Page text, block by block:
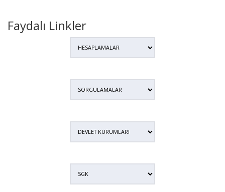
Faydalı Linkler